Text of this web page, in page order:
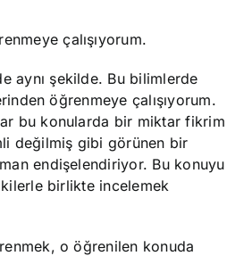
çalışıyorum.
aynı şekilde. Bu bilimlerde
öğrenmeye çalışıyorum.
bu konularda bir miktar fikrim
değilmiş gibi görünen bir
endişelendiriyor. Bu konuyu
birlikte incelemek
o öğrenilen konuda